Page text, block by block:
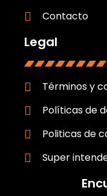
Contacto
Legal
Términos y
Políticas de
Politicas de
Super